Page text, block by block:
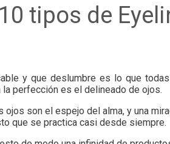
tipos de
y que deslumbre es lo que
la perfección es el delineado de ojos.
ojos son el espejo del alma, y una
que se practica casi desde siempre.